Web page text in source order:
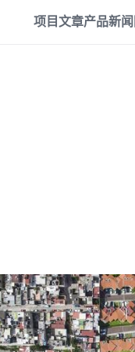
项目文章产品新闻